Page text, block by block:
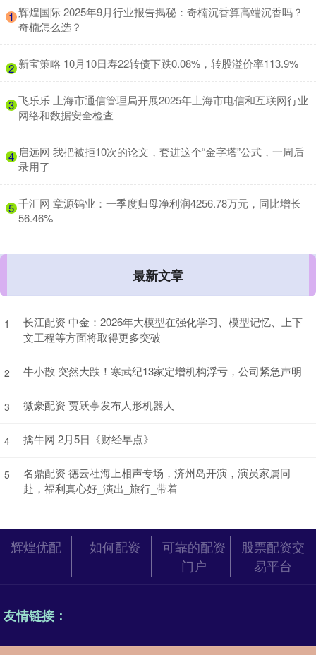
1 ​辉煌国际 2025年9月行业报告揭秘：奇楠沉香算高端沉香吗？
奇楠怎么选？
2 ​新宝策略 10月10日寿22转债下跌0.08%，转股溢价率113.9%
3 ​飞乐乐 上海市通信管理局开展2025年上海市电信和互联网行业
网络和数据安全检查
4 ​启远网 我把被拒10次的论文，套进这个“金字塔”公式，一周后
录用了
5 ​千汇网 章源钨业：一季度归母净利润4256.78万元，同比增长
56.46%
最新文章
1
长江配资 中金：2026年大模型在强化学习、模型记忆、上下
文工程等方面将取得更多突破
2 牛小散 突然大跌！寒武纪13家定增机构浮亏，公司紧急声明
3 微豪配资 贾跃亭发布人形机器人
4 擒牛网 2月5日《财经早点》
5
名鼎配资 德云社海上相声专场，济州岛开演，演员家属同
赴，福利真心好_演出_旅行_带着
辉煌优配 如何配资
可靠的配资
门户
股票配资交
易平台
友情链接：